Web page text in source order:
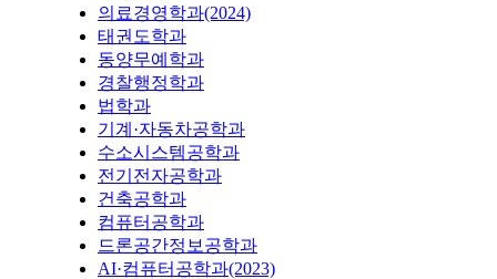
의료경영학과(2024)
태권도학과
동양무예학과
경찰행정학과
법학과
기계·자동차공학과
수소시스템공학과
전기전자공학과
건축공학과
컴퓨터공학과
드론공간정보공학과
AI·컴퓨터공학과(2023)